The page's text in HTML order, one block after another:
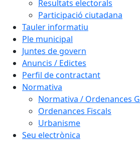
Resultats electorals
Participació ciutadana
Tauler informatiu
Ple municipal
Juntes de govern
Anuncis / Edictes
Perfil de contractant
Normativa
Normativa / Ordenances
Ordenances Fiscals
Urbanisme
Seu electrònica